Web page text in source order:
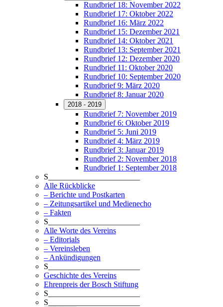
Rundbrief 18: November 2022
Rundbrief 17: Oktober 2022
Rundbrief 16: März 2022
Rundbrief 15: Dezember 2021
Rundbrief 14: Oktober 2021
Rundbrief 13: September 2021
Rundbrief 12: Dezember 2020
Rundbrief 11: Oktober 2020
Rundbrief 10: September 2020
Rundbrief 9: März 2020
Rundbrief 8: Januar 2020
2018 - 2019
Rundbrief 7: November 2019
Rundbrief 6: Oktober 2019
Rundbrief 5: Juni 2019
Rundbrief 4: März 2019
Rundbrief 3: Januar 2019
Rundbrief 2: November 2018
Rundbrief 1: September 2018
S_______________________
Alle Rückblicke
– Berichte und Postkarten
– Zeitungsartikel und Medienecho
– Fakten
S_______________________
Alle Worte des Vereins
– Editorials
– Vereinsleben
– Ankündigungen
S_______________________
Geschichte des Vereins
Ehrenpreis der Bosch Stiftung
S_______________________
S_______________________